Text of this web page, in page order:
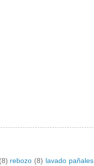
(8) rebozo (8) lavado pañales